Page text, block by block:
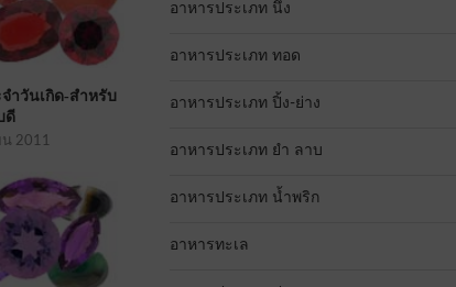
ำวันเกิด-สำหรับ
ดี
2011
อาหารประเภท นึ่ง
อาหารประเภท ทอด
อาหารประเภท ปิ้ง-ย่าง
อาหารประเภท ยำ ลาบ
อาหารประเภท น้ำพริก
อาหารทะเล